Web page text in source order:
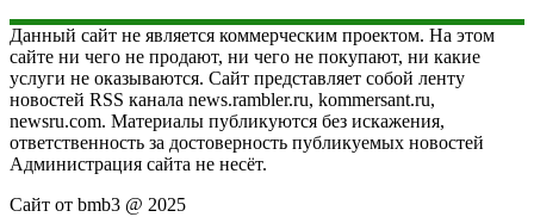
Данный сайт не является коммерческим проектом. На этом
сайте ни чего не продают, ни чего не покупают, ни какие
услуги не оказываются. Сайт представляет собой ленту
новостей RSS канала news.rambler.ru, kommersant.ru,
newsru.com. Материалы публикуются без искажения,
ответственность за достоверность публикуемых новостей
Администрация сайта не несёт.
Сайт от bmb3 @ 2025